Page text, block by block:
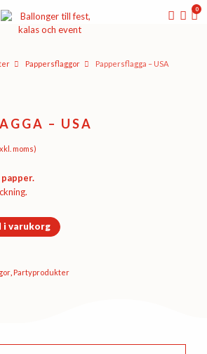
0
Pappers­flaggor Pappersflagga – USA
– USA
moms)
i varukorg
, Party­­produkter